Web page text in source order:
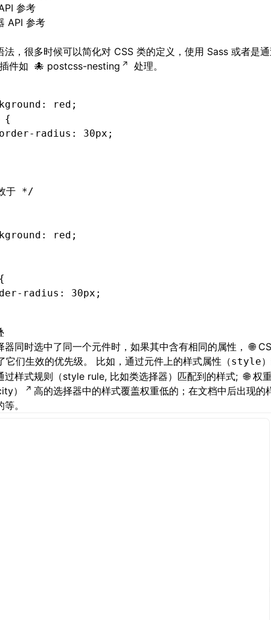
参考
API 参考
法，很多时候可以简化对 CSS 类的定义，使用 Sass 或者是
插件如 postcss-nesting 处理。
: red ;
{
radius
: 30px ;
于 */
: red ;
radius
: 30px ;
器同时选中了同一个元件时，如果其中含有相同的属性，
它们生效的优先级。 比如，通过元件上的样式属性（style
过样式规则（style rule, 比如类选择器）匹配到的样式;
权
）
高的选择器中的样式覆盖权重低的；在文档中后出现的
。